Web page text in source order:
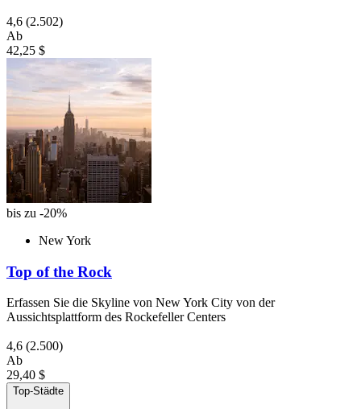
4,6 (2.502)
Ab
42,25 $
bis zu -20%
New York
Top of the Rock
Erfassen Sie die Skyline von New York City von der
Aussichtsplattform des Rockefeller Centers
4,6 (2.500)
Ab
29,40 $
Top-Städte